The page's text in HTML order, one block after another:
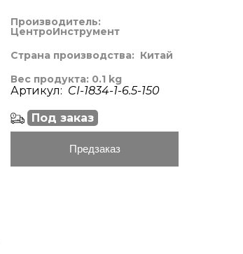
Производитель:
ЦентроИнструмент
Страна производства: Китай
Вес продукта: 0.1 kg
Артикул: CI-1834-1-6.5-150
Под заказ
Предзаказ